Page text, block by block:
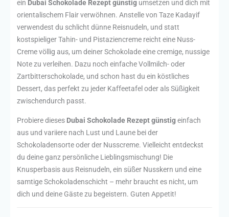
ein Dubai Schokolade Rezept günstig umsetzen und dich mit
orientalischem Flair verwöhnen. Anstelle von Taze Kadayif
verwendest du schlicht dünne Reisnudeln, und statt
kostspieliger Tahin- und Pistaziencreme reicht eine Nuss-
Creme völlig aus, um deiner Schokolade eine cremige, nussige
Note zu verleihen. Dazu noch einfache Vollmilch- oder
Zartbitterschokolade, und schon hast du ein köstliches
Dessert, das perfekt zu jeder Kaffeetafel oder als Süßigkeit
zwischendurch passt.
Probiere dieses Dubai Schokolade Rezept günstigeinfach
aus und variiere nach Lust und Laune bei der
Schokoladensorte oder der Nusscreme. Vielleicht entdeckst
du deine ganz persönliche Lieblingsmischung! Die
Knusperbasis aus Reisnudeln, ein süßer Nusskern und eine
samtige Schokoladenschicht – mehr braucht es nicht, um
dich und deine Gäste zu begeistern. Guten Appetit!